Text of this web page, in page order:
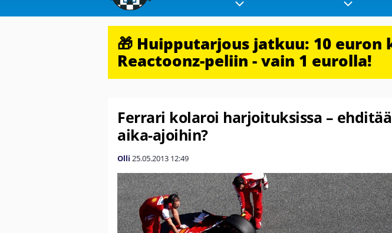
🎁 Huipputarjous jatkuu: 10
Reactoonz-peliin - vain 1 eurolla!
Ferrari kolaroi harjoituksissa –
aika-ajoihin?
Olli 25.05.2013 12:49